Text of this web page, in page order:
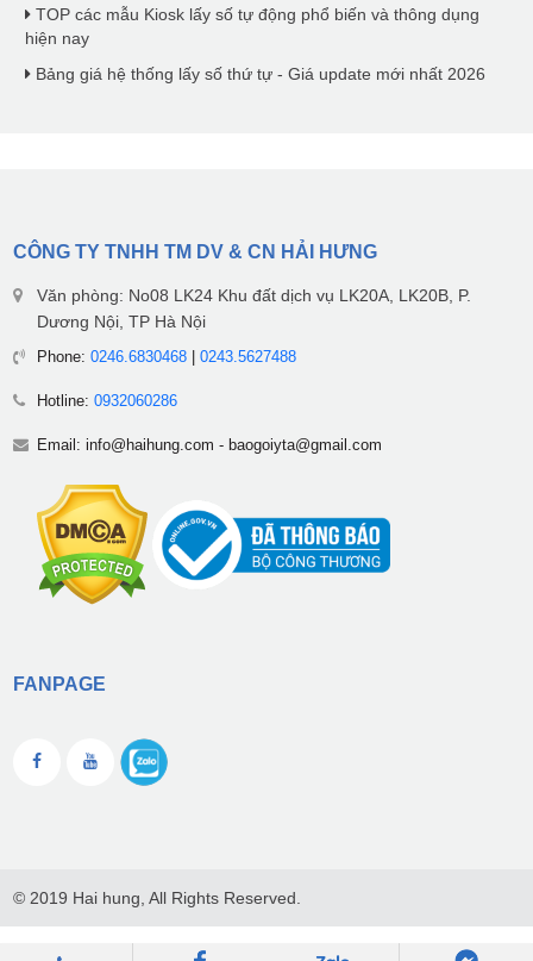
TOP các mẫu Kiosk lấy số tự động phổ biến và thông dụng
hiện nay
Bảng giá hệ thống lấy số thứ tự - Giá update mới nhất 2026
CÔNG TY TNHH TM DV & CN HẢI HƯNG
Văn phòng: No08 LK24 Khu đất dịch vụ LK20A, LK20B, P.
Dương Nội, TP Hà Nội
Phone: 0246.6830468| 0243.5627488
Hotline: 0932060286
Email: info@haihung.com - baogoiyta@gmail.com
FANPAGE
© 2019 Hai hung, All Rights Reserved.